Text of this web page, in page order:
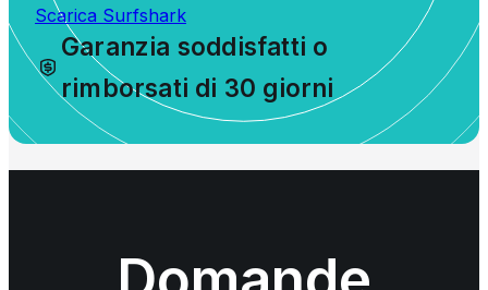
Scarica Surfshark
Garanzia soddisfatti o
rimborsati di 30 giorni